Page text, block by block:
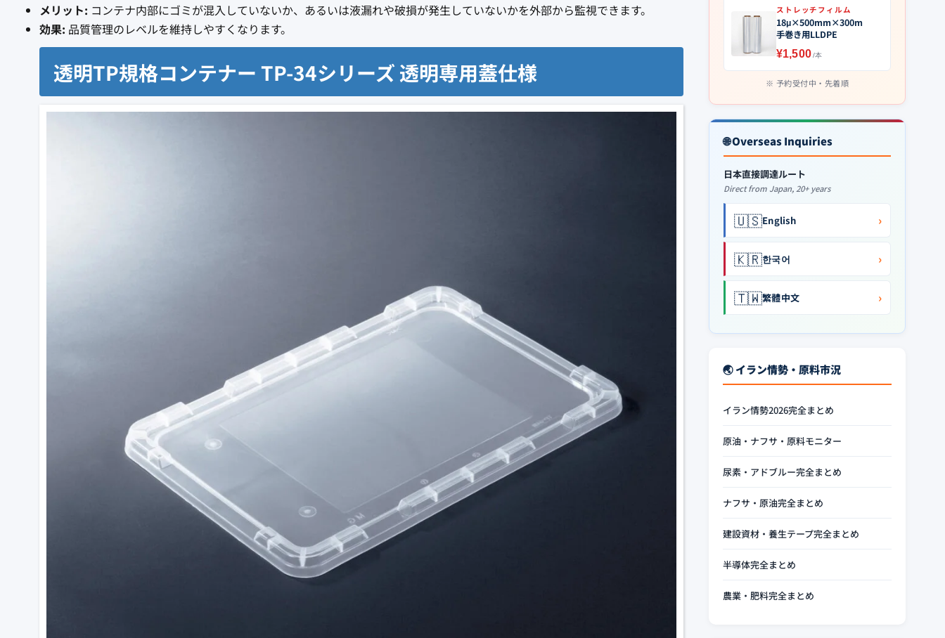
メリット: コンテナ内部にゴミが混入していないか、あるいは液漏れや破損が発生していないかを外部から監視できます。
効果: 品質管理のレベルを維持しやすくなります。
透明TP規格コンテナー TP-34シリーズ 透明専用蓋仕様
ストレッチフィルム
18μ×500mm×300m
手巻き用LLDPE
¥1,500/本
予約受付中・先着順
🌐 Overseas Inquiries
日本直接調達ルート
Direct from Japan, 20+ years
🇺🇸English ›
🇰🇷한국어 ›
🇹🇼繁體中文 ›
🌏 イラン情勢・原料市況
イラン情勢2026完全まとめ
原油・ナフサ・原料モニター
尿素・アドブルー完全まとめ
ナフサ・原油完全まとめ
建設資材・養生テープ完全まとめ
半導体完全まとめ
農業・肥料完全まとめ